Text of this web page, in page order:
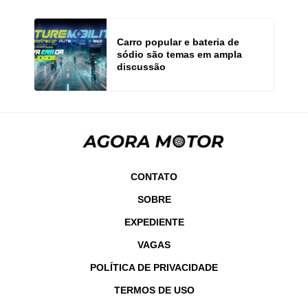
Carro popular e bateria de
sódio são temas em ampla
discussão
CONTATO
SOBRE
EXPEDIENTE
VAGAS
POLÍTICA DE PRIVACIDADE
TERMOS DE USO